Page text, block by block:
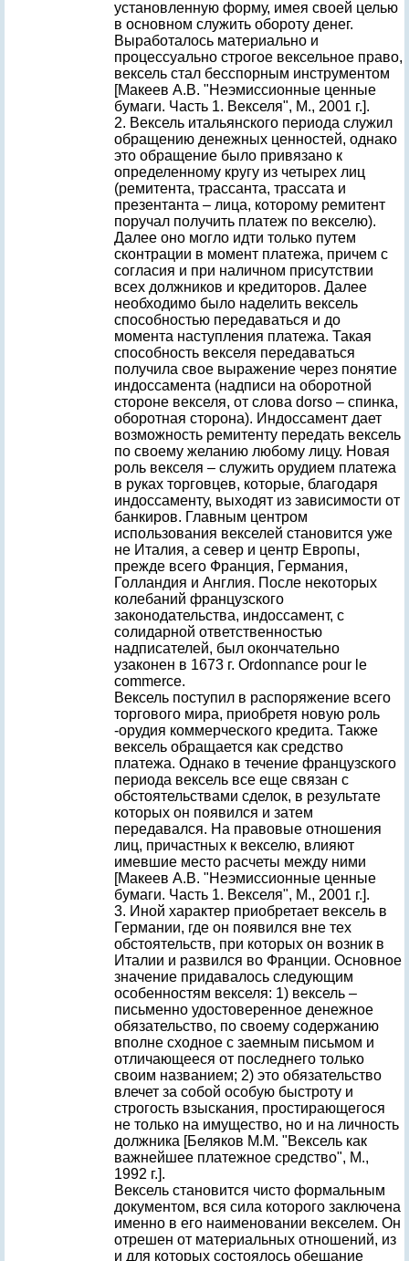
установленную форму, имея своей целью
в основном служить обороту денег.
Выработалось материально и
процессуально строгое вексельное право,
вексель стал бесспорным инструментом
[Макеев А.В. "Неэмиссионные ценные
бумаги. Часть 1. Векселя", М., 2001 г.].
2. Вексель итальянского периода служил
обращению денежных ценностей, однако
это обращение было привязано к
определенному кругу из четырех лиц
(ремитента, трассанта, трассата и
презентанта – лица, которому ремитент
поручал получить платеж по векселю).
Далее оно могло идти только путем
сконтрации в момент платежа, причем с
согласия и при наличном присутствии
всех должников и кредиторов. Далее
необходимо было наделить вексель
способностью передаваться и до
момента наступления платежа. Такая
способность векселя передаваться
получила свое выражение через понятие
индоссамента (надписи на оборотной
стороне векселя, от слова dorso – спинка,
оборотная сторона). Индоссамент дает
возможность ремитенту передать вексель
по своему желанию любому лицу. Новая
роль векселя – служить орудием платежа
в руках торговцев, которые, благодаря
индоссаменту, выходят из зависимости от
банкиров. Главным центром
использования векселей становится уже
не Италия, а север и центр Европы,
прежде всего Франция, Германия,
Голландия и Англия. После некоторых
колебаний французского
законодательства, индоссамент, с
солидарной ответственностью
надписателей, был окончательно
узаконен в 1673 г. Ordonnance pour le
commerce.
Вексель поступил в распоряжение всего
торгового мира, приобретя новую роль
-орудия коммерческого кредита. Также
вексель обращается как средство
платежа. Однако в течение французского
периода вексель все еще связан с
обстоятельствами сделок, в результате
которых он появился и затем
передавался. На правовые отношения
лиц, причастных к векселю, влияют
имевшие место расчеты между ними
[Макеев А.В. "Неэмиссионные ценные
бумаги. Часть 1. Векселя", М., 2001 г.].
3. Иной характер приобретает вексель в
Германии, где он появился вне тех
обстоятельств, при которых он возник в
Италии и развился во Франции. Основное
значение придавалось следующим
особенностям векселя: 1) вексель –
письменно удостоверенное денежное
обязательство, по своему содержанию
вполне сходное с заемным письмом и
отличающееся от последнего только
своим названием; 2) это обязательство
влечет за собой особую быстроту и
строгость взыскания, простирающегося
не только на имущество, но и на личность
должника [Беляков М.М. "Вексель как
важнейшее платежное средство", М.,
1992 г.].
Вексель становится чисто формальным
документом, вся сила которого заключена
именно в его наименовании векселем. Он
отрешен от материальных отношений, из
и для которых состоялось обещание